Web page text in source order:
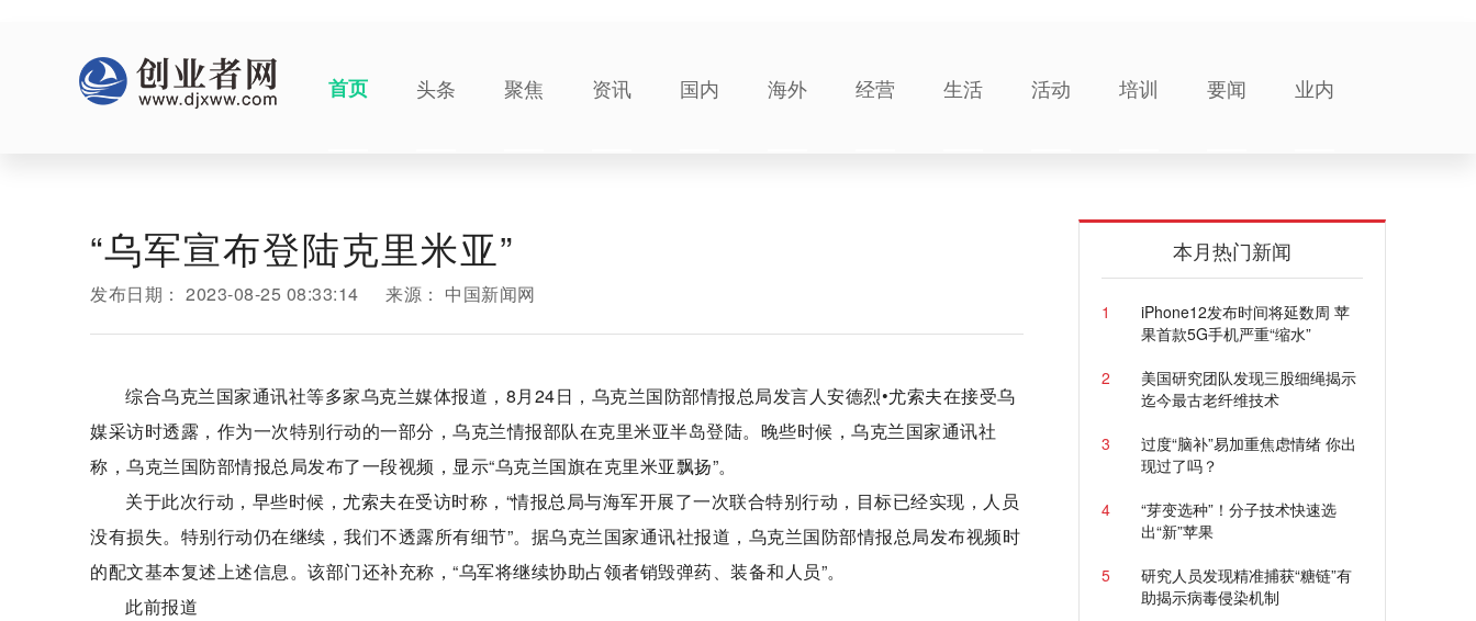
首页 头条 聚焦 资讯 国内 海外 经营 生活 活动 培训 要闻 业内
“乌军宣布登陆克里米亚”
发布日期： 2023-08-25 08:33:14 来源： 中国新闻网
综合乌克兰国家通讯社等多家乌克兰媒体报道，8月24日，乌克兰国防部情报总局发言人安德烈•尤索夫在接受乌
媒采访时透露，作为一次特别行动的一部分，乌克兰情报部队在克里米亚半岛登陆。晚些时候，乌克兰国家通讯社
称，乌克兰国防部情报总局发布了一段视频，显示“乌克兰国旗在克里米亚飘扬”。
关于此次行动，早些时候，尤索夫在受访时称，“情报总局与海军开展了一次联合特别行动，目标已经实现，人员
没有损失。特别行动仍在继续，我们不透露所有细节”。据乌克兰国家通讯社报道，乌克兰国防部情报总局发布视频时
的配文基本复述上述信息。该部门还补充称，“乌军将继续协助占领者销毁弹药、装备和人员”。
此前报道
本月热门新闻
1
iPhone12发布时间将延数周 苹
果首款5G手机严重“缩水”
2
美国研究团队发现三股细绳揭示
迄今最古老纤维技术
3
过度“脑补”易加重焦虑情绪 你出
现过了吗？
4
“芽变选种”！分子技术快速选
出“新”苹果
5
研究人员发现精准捕获“糖链”有
助揭示病毒侵染机制